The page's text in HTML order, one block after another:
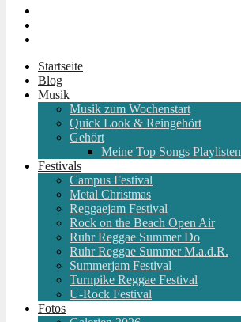
Startseite
Blog
Musik
Musik zum Wochenstart
Quick Look & Reingehört
Gehört
Meine Top Songs Playlisten
Festivals
Campus Festival
Metal Christmas
Reggaejam Festival
Rock on the Beach Open Air
Ruhr Reggae Summer Do
Ruhr Reggae Summer M.a.d.R.
Summerjam Festival
Turnpike Reggae Festival
U-Rock Festival
Fotos